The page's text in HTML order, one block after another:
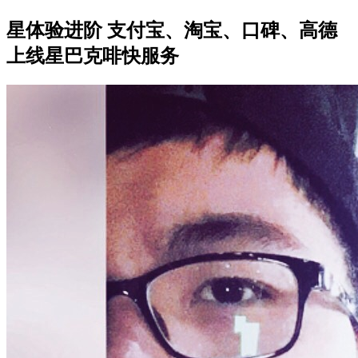
星体验进阶 支付宝、淘宝、口碑、高德
上线星巴克啡快服务